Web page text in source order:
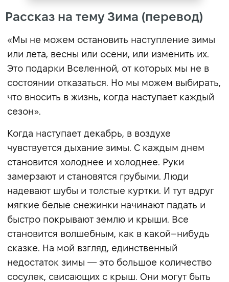
Рассказ на тему Зима (перевод)
«Мы не можем остановить наступление зимы
или лета, весны или осени, или изменить их.
Это подарки Вселенной, от которых мы не в
состоянии отказаться. Но мы можем выбирать,
что вносить в жизнь, когда наступает каждый
сезон».
Когда наступает декабрь, в воздухе
чувствуется дыхание зимы. С каждым днем
становится холоднее и холоднее. Руки
замерзают и становятся грубыми. Люди
надевают шубы и толстые куртки. И тут вдруг
мягкие белые снежинки начинают падать и
быстро покрывают землю и крыши. Все
становится волшебным, как в какой–нибудь
сказке. На мой взгляд, единственный
недостаток зимы — это большое количество
сосулек, свисающих с крыш. Они могут быть